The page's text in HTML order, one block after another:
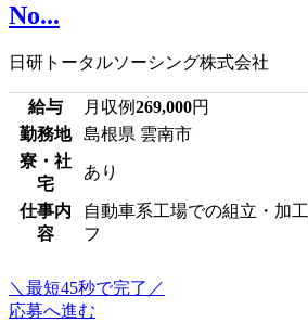
No...
日研トータルソーシング株式会社
給与 月収例269,000円
勤務地
島根県 雲南市
寮・社
宅
あり
仕事内
容
自動車系工場での組立・加
フ
＼最短45秒で完了／
応募へ進む